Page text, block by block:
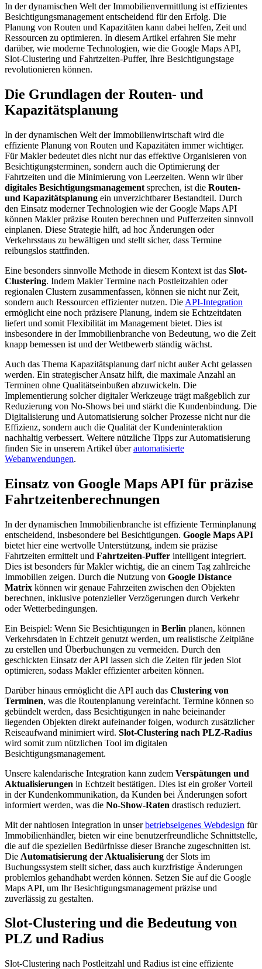
In der dynamischen Welt der Immobilienvermittlung ist effizientes
Besichtigungsmanagement entscheidend für den Erfolg. Die
Planung von Routen und Kapazitäten kann dabei helfen, Zeit und
Ressourcen zu optimieren. In diesem Artikel erfahren Sie mehr
darüber, wie moderne Technologien, wie die Google Maps API,
Slot-Clustering und Fahrtzeiten-Puffer, Ihre Besichtigungstage
revolutionieren können.
Die Grundlagen der Routen- und
Kapazitätsplanung
In der dynamischen Welt der Immobilienwirtschaft wird die
effiziente Planung von Routen und Kapazitäten immer wichtiger.
Für Makler bedeutet dies nicht nur das effektive Organisieren von
Besichtigungsterminen, sondern auch die Optimierung der
Fahrtzeiten und die Minimierung von Leerzeiten. Wenn wir über
digitales Besichtigungsmanagement sprechen, ist die Routen-
und Kapazitätsplanung ein unverzichtbarer Bestandteil. Durch
den Einsatz moderner Technologien wie der Google Maps API
können Makler präzise Routen berechnen und Pufferzeiten sinnvoll
einplanen. Diese Strategie hilft, ad hoc Änderungen oder
Verkehrsstaus zu bewältigen und stellt sicher, dass Termine
reibungslos stattfinden.
Eine besonders sinnvolle Methode in diesem Kontext ist das Slot-
Clustering. Indem Makler Termine nach Postleitzahlen oder
regionalen Clustern zusammenfassen, können sie nicht nur Zeit,
sondern auch Ressourcen effizienter nutzen. Die API-Integration
ermöglicht eine noch präzisere Planung, indem sie Echtzeitdaten
liefert und somit Flexibilität im Management bietet. Dies ist
insbesondere in der Immobilienbranche von Bedeutung, wo die Zeit
knapp bemessen ist und der Wettbewerb ständig wächst.
Auch das Thema Kapazitätsplanung darf nicht außer Acht gelassen
werden. Ein strategischer Ansatz hilft, die maximale Anzahl an
Terminen ohne Qualitätseinbußen abzuwickeln. Die
Implementierung solcher digitaler Werkzeuge trägt maßgeblich zur
Reduzierung von No-Shows bei und stärkt die Kundenbindung. Die
Digitalisierung und Automatisierung solcher Prozesse nicht nur die
Effizienz, sondern auch die Qualität der Kundeninteraktion
nachhaltig verbessert. Weitere nützliche Tipps zur Automatisierung
finden Sie in unserem Artikel überautomatisierte
Webanwendungen.
Einsatz von Google Maps API für präzise
Fahrtzeitenberechnungen
In der dynamischen Immobilienbranche ist effiziente Terminplanung
entscheidend, insbesondere bei Besichtigungen. Google Maps API
bietet hier eine wertvolle Unterstützung, indem sie präzise
Fahrtzeiten ermittelt und Fahrtzeiten-Puffer intelligent integriert.
Dies ist besonders für Makler wichtig, die an einem Tag zahlreiche
Immobilien zeigen. Durch die Nutzung von Google Distance
Matrix können wir genaue Fahrzeiten zwischen den Objekten
berechnen, inklusive potenzieller Verzögerungen durch Verkehr
oder Wetterbedingungen.
Ein Beispiel: Wenn Sie Besichtigungen in Berlin planen, können
Verkehrsdaten in Echtzeit genutzt werden, um realistische Zeitpläne
zu erstellen und Überbuchungen zu vermeiden. Durch den
geschickten Einsatz der API lassen sich die Zeiten für jeden Slot
optimieren, sodass Makler effizienter arbeiten können.
Darüber hinaus ermöglicht die API auch das Clustering von
Terminen, was die Routenplanung vereinfacht. Termine können so
gebündelt werden, dass Besichtigungen in nahe beieinander
liegenden Objekten direkt aufeinander folgen, wodurch zusätzlicher
Reiseaufwand minimiert wird. Slot-Clustering nach PLZ-Radius
wird somit zum nützlichen Tool im digitalen
Besichtigungsmanagement.
Unsere kalendarische Integration kann zudem Verspätungen und
Aktualisierungen in Echtzeit bestätigen. Dies ist ein großer Vorteil
in der Kundenkommunikation, da Kunden bei Änderungen sofort
informiert werden, was die No-Show-Raten drastisch reduziert.
Mit der nahtlosen Integration in unserbetriebseigenes Webdesign für
Immobilienhändler, bieten wir eine benutzerfreundliche Schnittstelle,
die auf die speziellen Bedürfnisse dieser Branche zugeschnitten ist.
Die Automatisierung der Aktualisierung der Slots im
Buchungssystem stellt sicher, dass auch kurzfristige Änderungen
problemlos gehandhabt werden können. Setzen Sie auf die Google
Maps API, um Ihr Besichtigungsmanagement präzise und
zuverlässig zu gestalten.
Slot-Clustering und die Bedeutung von
PLZ und Radius
Slot-Clustering nach Postleitzahl und Radius ist eine effiziente